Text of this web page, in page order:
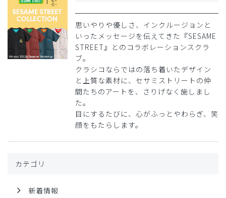
思いやりや優しさ、インクルージョンと
いったメッセージを伝えてきた『SESAME
STREET』とのコラボレーションスクラ
ブ。
クラシコならではの落ち着いたデザイン
と上質な素材に、セサミストリートの仲
間たちのアートを、さりげなく施しまし
た。
目にするたびに、心がふっとやわらぎ、笑
顔をもたらします。
カテゴリ
新着情報